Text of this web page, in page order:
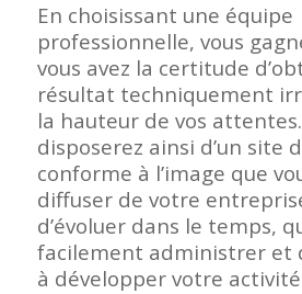
En choisissant une équipe
professionnelle, vous
vous avez la certitude
résultat techniquement
la hauteur de vos
disposerez ainsi d’un site
conforme à l’image que
diffuser de votre
d’évoluer dans le temps,
facilement administrer et
à développer votre